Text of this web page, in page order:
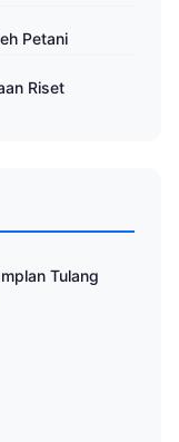
Petani
Riset
Tulang